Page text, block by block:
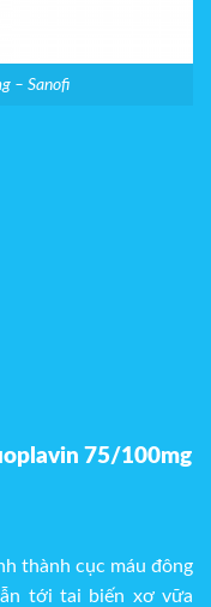
– Sanofi
75/100mg
thành cục máu đông
tới tai biến xơ vữa